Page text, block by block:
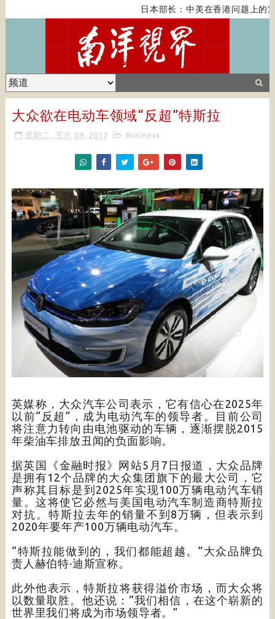
日本部长：中美在香港问题上的紧
大众欲在电动车领域“反超”特斯拉
星期二, 五月 09, 2017 Business
英媒称，大众汽车公司表示，它有信心在2025年
以前“反超”，成为电动汽车的领导者。目前公司
将注意力转向由电池驱动的车辆，逐渐摆脱2015
年柴油车排放丑闻的负面影响。
据英国《金融时报》网站5月7日报道，大众品牌
是拥有12个品牌的大众集团旗下的最大公司，它
声称其目标是到2025年实现100万辆电动汽车销
量。这将使它必然与美国电动汽车制造商特斯拉
对抗。特斯拉去年的销量不到8万辆，但表示到
2020年要年产100万辆电动汽车。
“特斯拉能做到的，我们都能超越。”大众品牌负
责人赫伯特·迪斯宣称。
此外他表示，特斯拉将获得溢价市场，而大众将
以数量取胜。他还说：“我们相信，在这个崭新的
世界里我们将成为市场领导者。”